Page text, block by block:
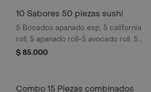
10 Sabores 50 piezas sushi
5 Bocados apanado esp, 5 california
roll, 5 apanado roll-5 avocado roll. 5
dinamita roll, 5 salmon skin, 5 salmon
$ 85.000
Combo 15 Piezas combinados